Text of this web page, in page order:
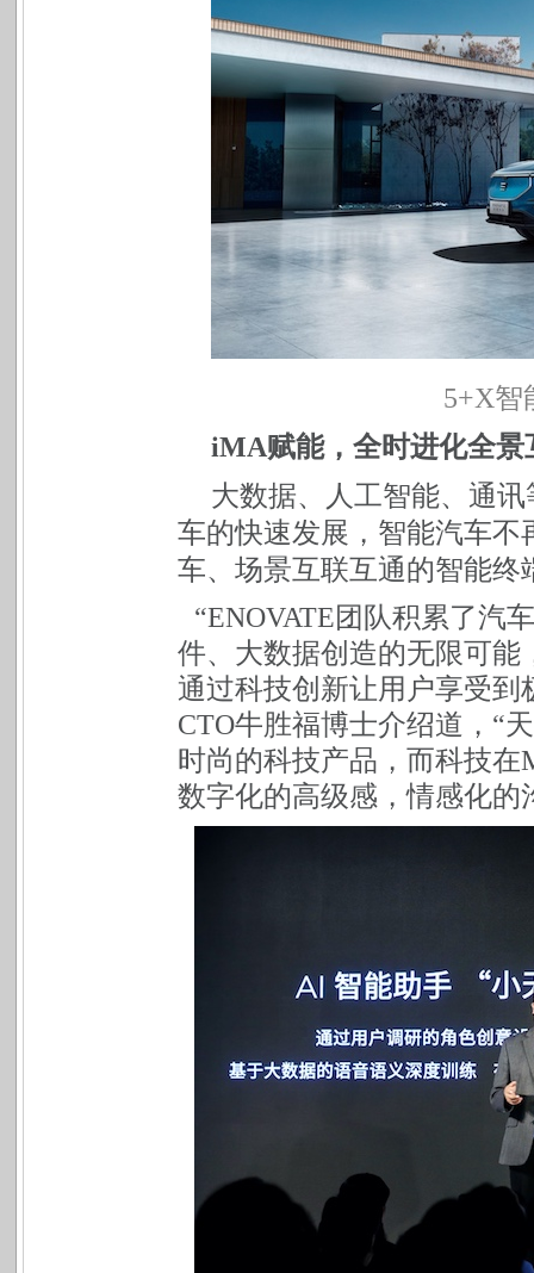
5+X智
iMA赋能，全时进化全
大数据、人工智能、通
车的快速发展，智能汽车
车、场景互联互通的智能终
“ENOVATE团队积累了汽
件、大数据创造的无限可能
通过科技创新让用户享受
CTO牛胜福博士介绍道，“
时尚的科技产品，而科技
数字化的高级感，情感化的